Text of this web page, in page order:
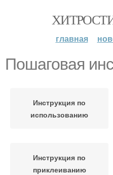
главная
Пошаговая
Инструкция по
использованию
Инструкция по
приклеиванию